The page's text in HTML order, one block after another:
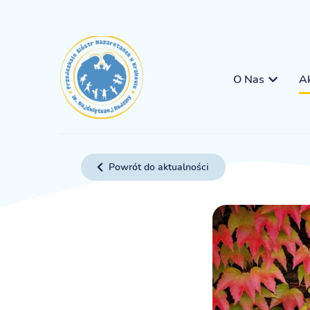
O Nas
Powrót do aktualności